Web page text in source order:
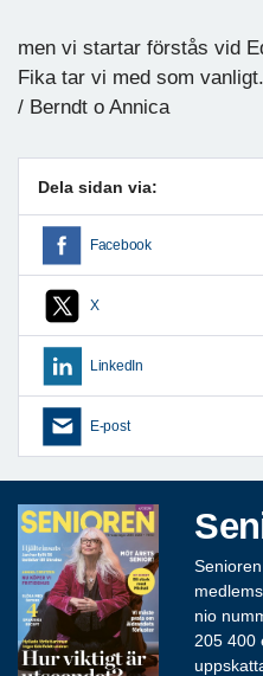
men vi startar förstås vid
Fika tar vi med som vanligt.
/ Berndt o Annica
Dela sidan via:
Facebook
X
LinkedIn
E-post
nio
205 400